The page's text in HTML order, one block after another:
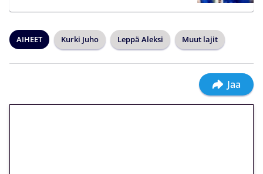
AIHEET Kurki Juho Leppä Aleksi Muut lajit
Jaa